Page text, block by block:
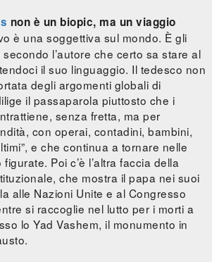
non è un biopic, ma un viaggio
è una soggettiva sul mondo. È gli
l’autore che certo sa stare al
il suo linguaggio. Il tedesco non
degli argomenti globali di
il passaparola piuttosto che i
senza fretta, ma per
con operai, contadini, bambini,
e che continua a tornare nelle
Poi c’è l’altra faccia della
che mostra il papa nei suoi
alle Nazioni Unite e al Congresso
si raccoglie nel lutto per i morti a
lo Yad Vashem, il monumento in